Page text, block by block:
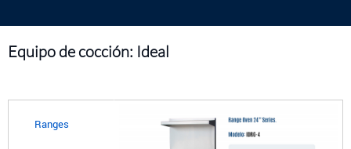
Equipo de cocción: Ideal
Ranges